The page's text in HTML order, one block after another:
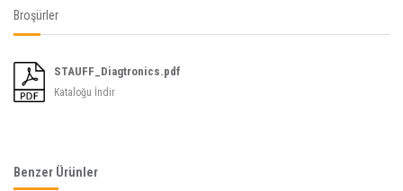
Broşürler
STAUFF_Diagtronics.pdf
Kataloğu İndir
Benzer Ürünler